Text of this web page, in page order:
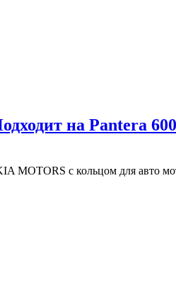
на Pantera
MOTORS с кольцом для авто